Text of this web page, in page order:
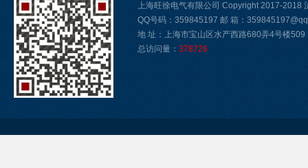
上海旺徐电气有限公司 Copyright 2017-2018
QQ号码：359845197 邮 箱：
地 址：上海市宝山区水产西路680弄4号楼509
总访问量： 378726